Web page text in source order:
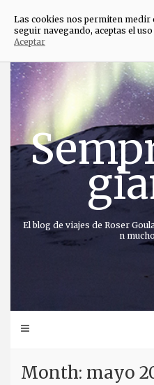
Saltar
contenido
El blog de viajes de Roser
n
Month: mayo
Las cookies nos permiten medir
seguir navegando, aceptas el
Aceptar